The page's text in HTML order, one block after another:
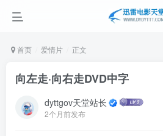
首页 爱情片 正文
向左走·向右走DVD中字
dyttgov天堂站长
2个月前发布